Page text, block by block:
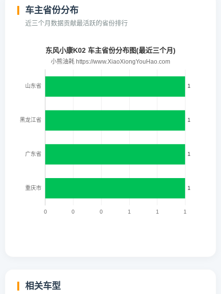
车主省份分布
近三个月数据贡献最活跃的省份排行
相关车型